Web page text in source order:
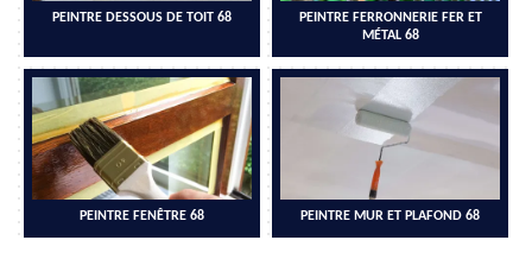
PEINTRE DESSOUS DE TOIT 68
PEINTRE FERRONNERIE FER ET
MÉTAL 68
PEINTRE FENÊTRE 68 PEINTRE MUR ET PLAFOND 68